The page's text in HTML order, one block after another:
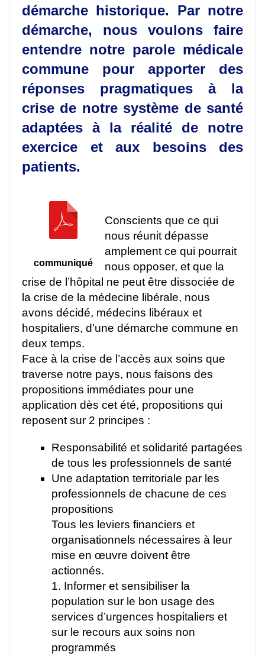
démarche historique. Par notre
démarche, nous voulons faire
entendre notre parole médicale
commune pour apporter des
réponses pragmatiques à la
crise de notre système de santé
adaptées à la réalité de notre
exercice et aux besoins des
patients.
communiqué
Conscients que ce qui
nous réunit dépasse
amplement ce qui pourrait
nous opposer, et que la
crise de l’hôpital ne peut être dissociée de
la crise de la médecine libérale, nous
avons décidé, médecins libéraux et
hospitaliers, d’une démarche commune en
deux temps.
Face à la crise de l’accès aux soins que
traverse notre pays, nous faisons des
propositions immédiates pour une
application dès cet été, propositions qui
reposent sur 2 principes :
Responsabilité et solidarité partagées
de tous les professionnels de santé
Une adaptation territoriale par les
professionnels de chacune de ces
propositions
Tous les leviers financiers et
organisationnels nécessaires à leur
mise en œuvre doivent être
actionnés.
1. Informer et sensibiliser la
population sur le bon usage des
services d’urgences hospitaliers et
sur le recours aux soins non
programmés